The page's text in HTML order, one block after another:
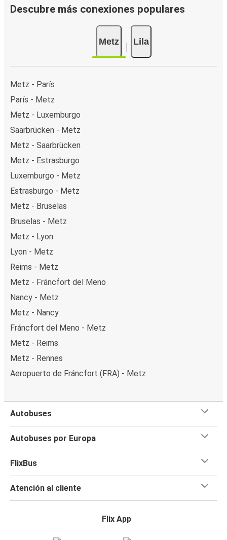
Descubre más conexiones populares
Metz Lila
Metz - París
París - Metz
Metz - Luxemburgo
Saarbrücken - Metz
Metz - Saarbrücken
Metz - Estrasburgo
Luxemburgo - Metz
Estrasburgo - Metz
Metz - Bruselas
Bruselas - Metz
Metz - Lyon
Lyon - Metz
Reims - Metz
Metz - Fráncfort del Meno
Nancy - Metz
Metz - Nancy
Fráncfort del Meno - Metz
Metz - Reims
Metz - Rennes
Aeropuerto de Fráncfort (FRA) - Metz
Autobuses
Autobuses por Europa
FlixBus
Atención al cliente
Flix App